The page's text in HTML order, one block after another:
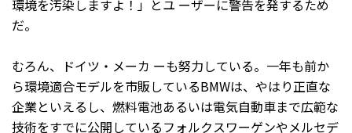
環境を汚染しますよ！」とユ ーザーに警告を発するため
だ。
むろん、ドイツ・メーカ ーも努力している。一年も前か
ら環境適合モデルを市販しているBMWは、やはり正直な
企業といえるし、燃料電池あるいは電気自動車まで広範な
技術をすでに公開しているフォルクスワーゲンやメルセデ